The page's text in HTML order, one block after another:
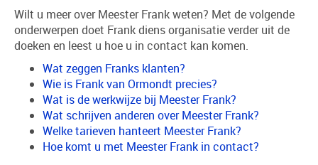
Wilt u meer over Meester Frank weten? Met de volgende
onderwerpen doet Frank diens organisatie verder uit de
doeken en leest u hoe u in contact kan komen.
Wat zeggen Franks klanten?
Wie is Frank van Ormondt precies?
Wat is de werkwijze bij Meester Frank?
Wat schrijven anderen over Meester Frank?
Welke tarieven hanteert Meester Frank?
Hoe komt u met Meester Frank in contact?